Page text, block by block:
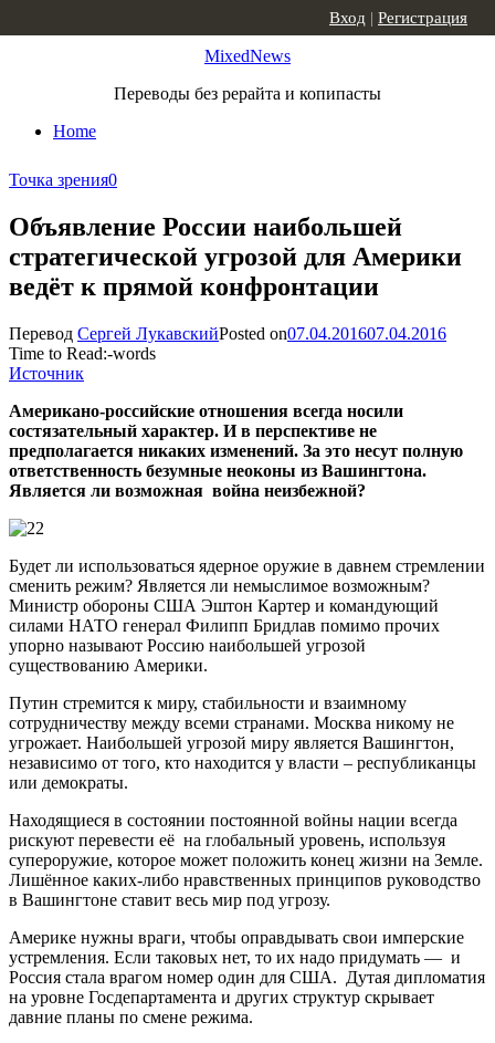
MixedNews
Переводы без рерайта и копипасты
Home
Вход | Регистрация
Точка зрения0
Объявление России наибольшей
стратегической угрозой для Америки
ведёт к прямой конфронтации
Перевод Сергей ЛукавскийPosted on07.04.201607.04.2016
Time to Read:-words
Источник
Американо-российские отношения всегда носили
состязательный характер. И в перспективе не
предполагается никаких изменений. За это несут полную
ответственность безумные неоконы из Вашингтона.
Является ли возможная война неизбежной?
Будет ли использоваться ядерное оружие в давнем стремлении
сменить режим? Является ли немыслимое возможным?
Министр обороны США Эштон Картер и командующий
силами НАТО генерал Филипп Бридлав помимо прочих
упорно называют Россию наибольшей угрозой
существованию Америки.
Путин стремится к миру, стабильности и взаимному
сотрудничеству между всеми странами. Москва никому не
угрожает. Наибольшей угрозой миру является Вашингтон,
независимо от того, кто находится у власти – республиканцы
или демократы.
Находящиеся в состоянии постоянной войны нации всегда
рискуют перевести её на глобальный уровень, используя
супероружие, которое может положить конец жизни на Земле.
Лишённое каких-либо нравственных принципов руководство
в Вашингтоне ставит весь мир под угрозу.
Америке нужны враги, чтобы оправдывать свои имперские
устремления. Если таковых нет, то их надо придумать — и
Россия стала врагом номер один для США. Дутая дипломатия
на уровне Госдепартамента и других структур скрывает
давние планы по смене режима.